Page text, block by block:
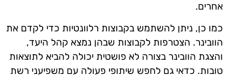
אחרים.
כמו כן, ניתן להשתמש בקבוצות רלוונטיות כדי לקדם את
הוובינר. הצטרפות לקבוצות שבהן נמצא קהל היעד,
והצגת הוובינר בצורה לא פושטית יכולה להביא לתוצאות
טובות. כדאי גם לחפש שיתופי פעולה עם משפיעני רשת